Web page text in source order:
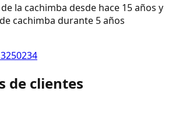
la cachimba desde hace 15 años y
cachimba durante 5 años
de clientes